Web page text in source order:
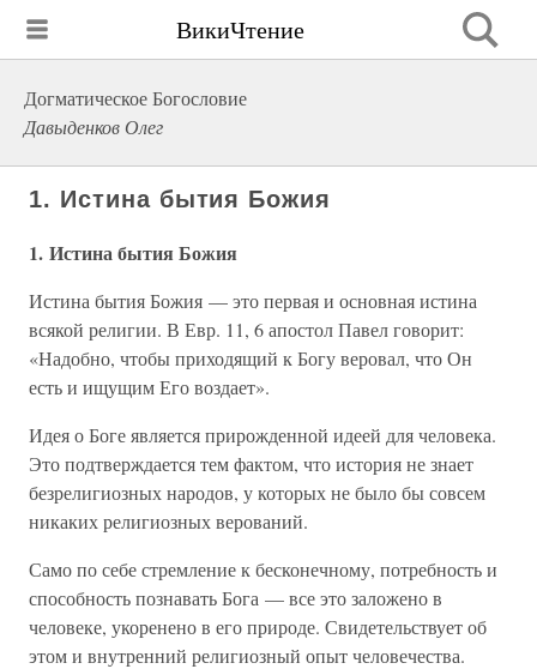
ВикиЧтение
Догматическое Богословие
Давыденков Олег
1. Истина бытия Божия
1. Истина бытия Божия
Истина бытия Божия — это первая и основная истина
всякой религии. В Евр. 11, 6 апостол Павел говорит:
«Надобно, чтобы приходящий к Богу веровал, что Он
есть и ищущим Его воздает».
Идея о Боге является прирожденной идеей для человека.
Это подтверждается тем фактом, что история не знает
безрелигиозных народов, у которых не было бы совсем
никаких религиозных верований.
Само по себе стремление к бесконечному, потребность и
способность познавать Бога — все это заложено в
человеке, укоренено в его природе. Свидетельствует об
этом и внутренний религиозный опыт человечества.